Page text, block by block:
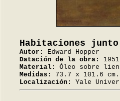
Habitaciones
Autor:
Edward Hopper
Datación de la obra:
1951
Material:
Óleo sobre
Medidas:
73.7 x 101.6 cm.
Localización:
Yale